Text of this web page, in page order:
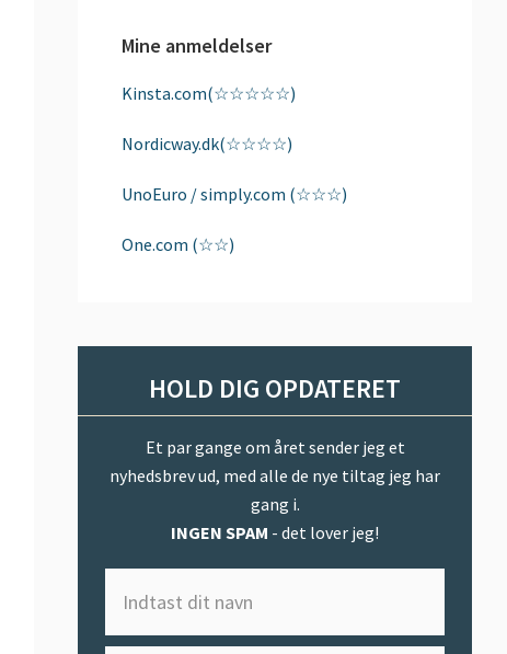
Mine anmeldelser
Kinsta.com(☆☆☆☆☆)
Nordicway.dk(☆☆☆☆)
UnoEuro / simply.com (☆☆☆)
One.com (☆☆)
HOLD DIG OPDATERET
Et par gange om året sender jeg et
nyhedsbrev ud, med alle de nye tiltag jeg har
gang i.
INGEN SPAM - det lover jeg!